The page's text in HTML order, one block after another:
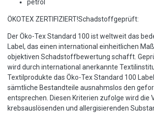
petrol
ÖKOTEX ZERTIFIZIERT!Schadstoffgeprüft:
Der Öko-Tex Standard 100 ist weltweit das
Label, das einen international einheitlichen
objektiven Schadstoffbewertung schafft.
wird durch international anerkannte
Textilprodukte das Öko-Tex Standard 100
sämtliche Bestandteile ausnahmslos den
entsprechen. Diesen Kriterien zufolge wird die
krebsauslösenden und allergisierenden